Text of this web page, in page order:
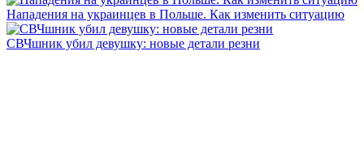
Нападения на украинцев в Польше. Как изменить ситуацию
СВЧшник убил девушку: новые детали резни